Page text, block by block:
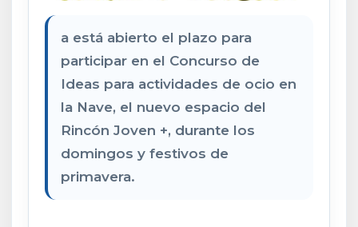
a está abierto el plazo para
participar en el Concurso de
Ideas para actividades de ocio en
la Nave, el nuevo espacio del
Rincón Joven +, durante los
domingos y festivos de
primavera.